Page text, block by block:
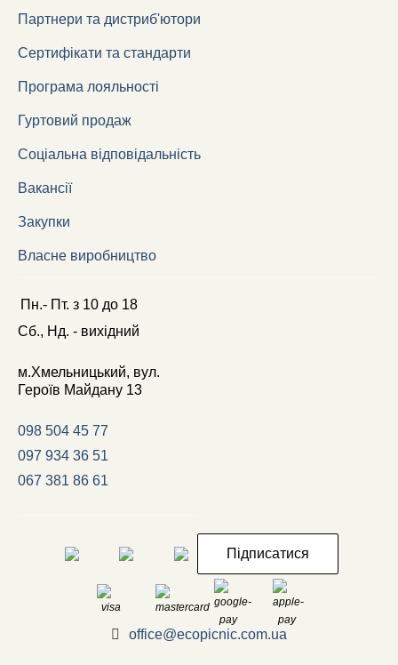
Партнери та дистриб'ютори
Сертифікати та стандарти
Програма лояльності
Гуртовий продаж
Соціальна відповідальність
Вакансії
Закупки
Власне виробництво
Пн.- Пт. з10 до18
Сб., Нд. - вихідний
м.Хмельницький, вул.
Героїв Майдану 13
098 504 45 77
097 934 36 51
067 381 86 61
Підписатися
office@ecopicnic.com.ua